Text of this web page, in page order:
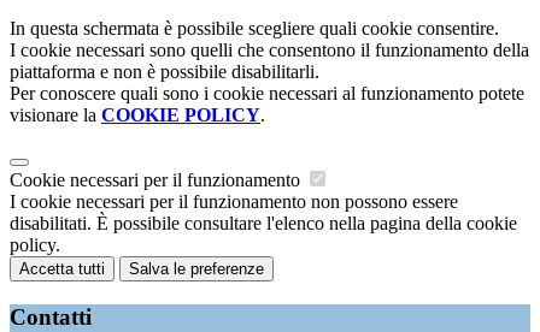
In questa schermata è possibile scegliere quali cookie consentire.
I cookie necessari sono quelli che consentono il funzionamento della
piattaforma e non è possibile disabilitarli.
Per conoscere quali sono i cookie necessari al funzionamento potete
visionare la COOKIE POLICY.
Cookie necessari per il funzionamento
I cookie necessari per il funzionamento non possono essere
disabilitati. È possibile consultare l'elenco nella pagina della cookie
policy.
Accetta tutti Salva le preferenze
Contatti